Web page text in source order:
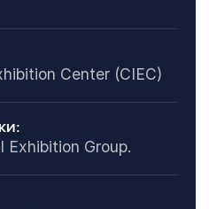
Center (CIEC)
Exhibition Group.